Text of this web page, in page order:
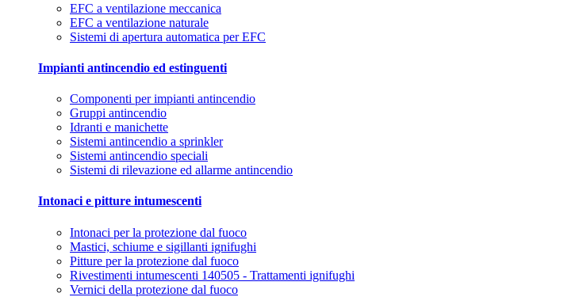
EFC a ventilazione meccanica
EFC a ventilazione naturale
Sistemi di apertura automatica per EFC
Impianti antincendio ed estinguenti
Componenti per impianti antincendio
Gruppi antincendio
Idranti e manichette
Sistemi antincendio a sprinkler
Sistemi antincendio speciali
Sistemi di rilevazione ed allarme antincendio
Intonaci e pitture intumescenti
Intonaci per la protezione dal fuoco
Mastici, schiume e sigillanti ignifughi
Pitture per la protezione dal fuoco
Rivestimenti intumescenti 140505 - Trattamenti ignifughi
Vernici della protezione dal fuoco